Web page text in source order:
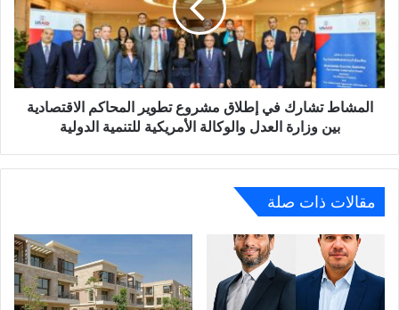
مشروع
تطوير
المحاكم
الاقتصادية
بين
وزارة
الدولية
المشاط تشارك في إطلاق مشروع تطوير المحاكم الاقتصادية
بين وزارة العدل والوكالة الأمريكية للتنمية الدولية
مقالات ذات صلة